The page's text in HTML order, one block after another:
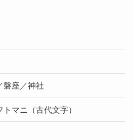
磐座／神社
マニ（古代文字）